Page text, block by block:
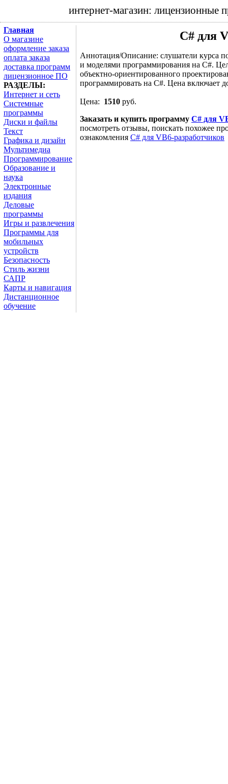
интернет-магазин:
Главная
О магазине
оформление заказа
оплата заказа
доставка программ
лицензионное ПО
РАЗДЕЛЫ:
Интернет и сеть
Системные
программы
Диски и файлы
Текст
Графика и дизайн
Мультимедиа
Программирование
Образование и
наука
Электронные
издания
Деловые
программы
Игры и развлечения
Программы для
мобильных
устройств
Безопасность
Стиль жизни
САПР
Карты и навигация
Дистанционное
обучение
C# для
Аннотация/Описание: слушатели курса
и моделями программирования на C#.
объектно-ориентированного
программировать на C#. Цена включает
Цена: 1510 руб.
Заказать и купить программу C# для
посмотреть отзывы, поискать похожее
ознакомления C# для VB6-разработчиков